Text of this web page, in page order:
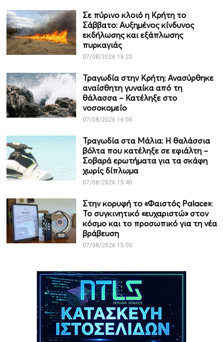
Σε πύρινο κλοιό η Κρήτη το
Σάββατο: Αυξημένος κίνδυνος
εκδήλωσης και εξάπλωσης
πυρκαγιάς
07/08/2026 16:20
Τραγωδία στην Κρήτη: Ανασύρθηκε
αναίσθητη γυναίκα από τη
θάλασσα – Κατέληξε στο
νοσοκομείο
07/08/2026 16:00
Τραγωδία στα Μάλια: Η θαλάσσια
βόλτα που κατέληξε σε εφιάλτη –
Σοβαρά ερωτήματα για τα σκάφη
χωρίς δίπλωμα
07/08/2026 15:40
Στην κορυφή το «Φαιστός Palace»:
Το συγκινητικό «ευχαριστώ» στον
κόσμο και το προσωπικό για τη νέα
βράβευση
07/08/2026 15:00